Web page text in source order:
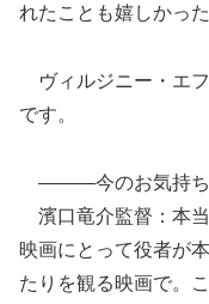
れたことも嬉しかった
ヴィルジニー・エ
です。
―――今のお気持ち
濱口⻯介監督：本
映画にとって役者が
たりを観る映画で。